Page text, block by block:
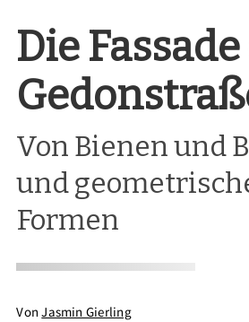
Die
Von Bienen und
und
Formen
VonJasmin Gierling